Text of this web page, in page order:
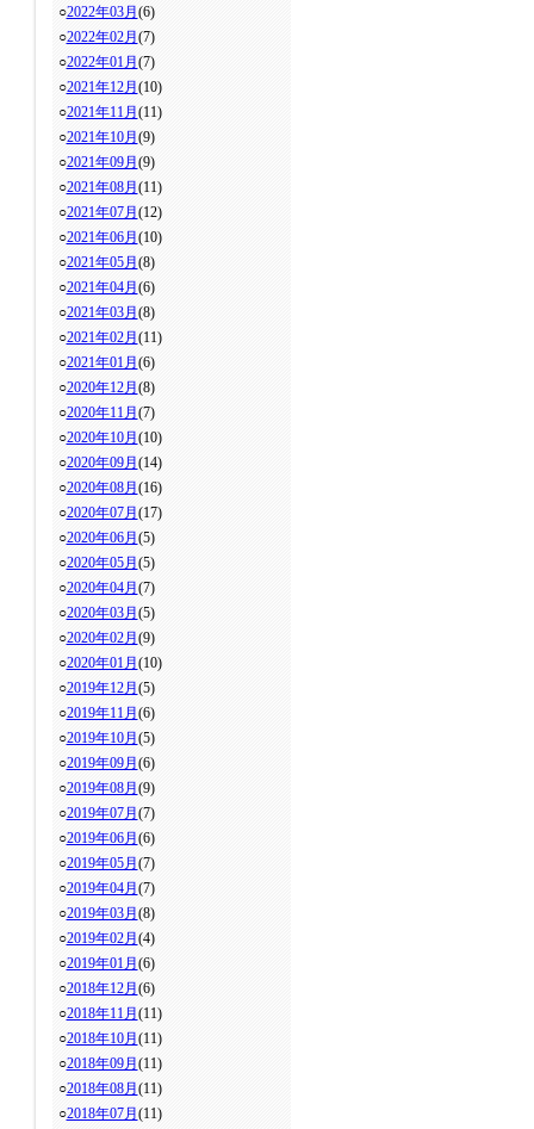
○2022年03月 (6)
○2022年02月 (7)
○2022年01月 (7)
○2021年12月 (10)
○2021年11月 (11)
○2021年10月 (9)
○2021年09月 (9)
○2021年08月 (11)
○2021年07月 (12)
○2021年06月 (10)
○2021年05月 (8)
○2021年04月 (6)
○2021年03月 (8)
○2021年02月 (11)
○2021年01月 (6)
○2020年12月 (8)
○2020年11月 (7)
○2020年10月 (10)
○2020年09月 (14)
○2020年08月 (16)
○2020年07月 (17)
○2020年06月 (5)
○2020年05月 (5)
○2020年04月 (7)
○2020年03月 (5)
○2020年02月 (9)
○2020年01月 (10)
○2019年12月 (5)
○2019年11月 (6)
○2019年10月 (5)
○2019年09月 (6)
○2019年08月 (9)
○2019年07月 (7)
○2019年06月 (6)
○2019年05月 (7)
○2019年04月 (7)
○2019年03月 (8)
○2019年02月 (4)
○2019年01月 (6)
○2018年12月 (6)
○2018年11月 (11)
○2018年10月 (11)
○2018年09月 (11)
○2018年08月 (11)
○2018年07月 (11)